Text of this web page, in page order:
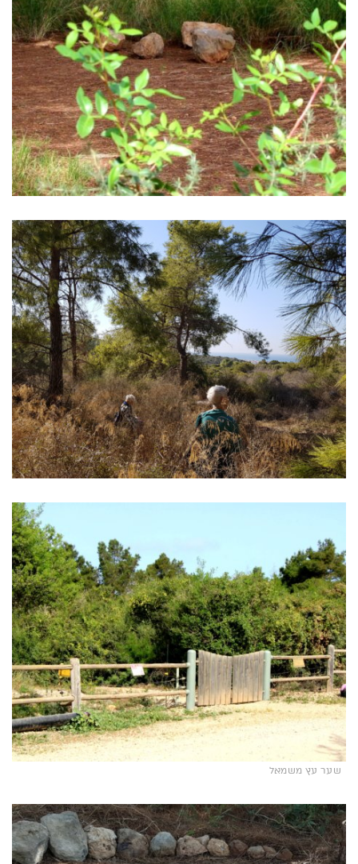
שער עץ משמאל